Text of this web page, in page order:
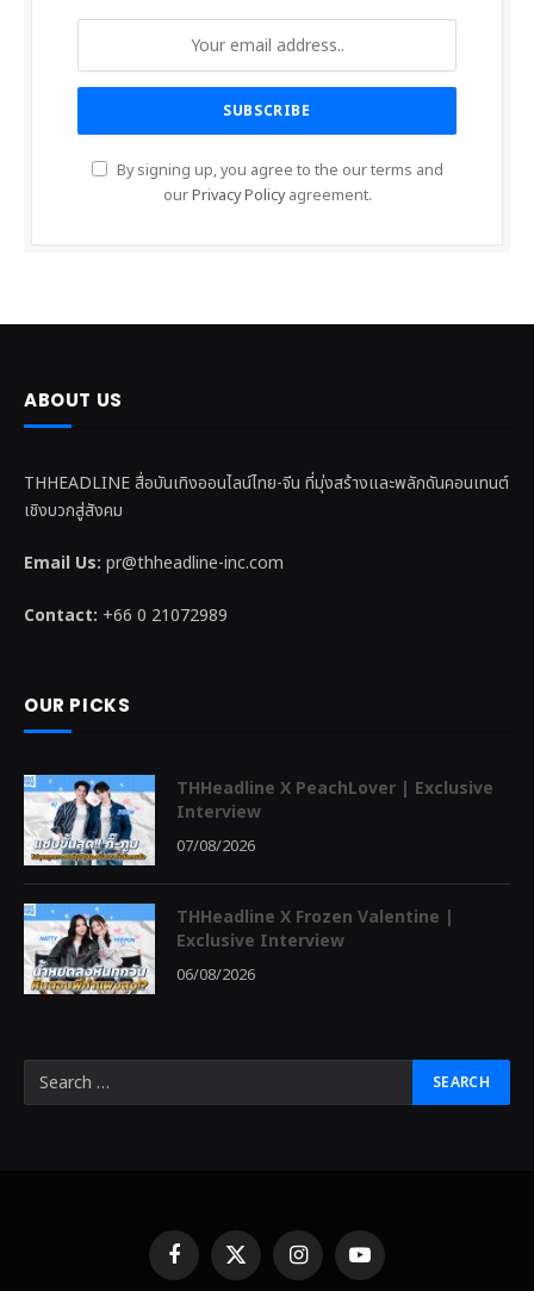
By signing up, you agree to the our terms and
ourPrivacy Policyagreement.
ABOUT US
THHEADLINE สื่อบันเทิงออนไลน์ไทย-จีน ที่มุ่งสร้างและพลักดันคอนเทนต์
เชิงบวกสู่สังคม
Email Us: pr@thheadline-inc.com
Contact: +66 0 21072989
OUR PICKS
THHeadline X PeachLover | Exclusive
Interview
07/08/2026
THHeadline X Frozen Valentine |
Exclusive Interview
06/08/2026
FacebookX
InstagramYouTube